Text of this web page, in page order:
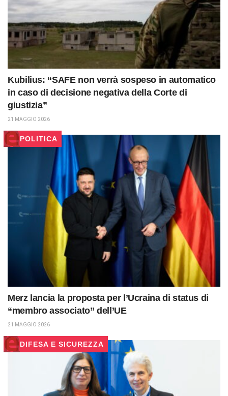
Kubilius: “SAFE non verrà sospeso in automatico
in caso di decisione negativa della Corte di
giustizia”
21 MAGGIO 2026
POLITICA
Merz lancia la proposta per l’Ucraina di status di
“membro associato” dell’UE
21 MAGGIO 2026
DIFESA E SICUREZZA